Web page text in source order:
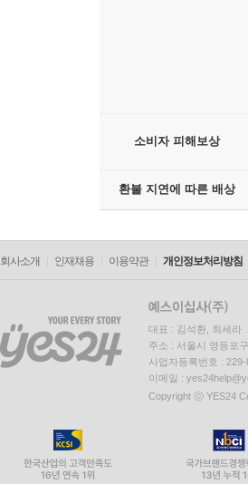
소비자 피해보상
환불 지연에 따른 배상
회사소개 인재채용 이용약관 개인정보처리방침
대표 : 김석환, 최세라
주소 : 서울시 영등포
사업자등록번호 :
이메일 :
Copyright ⓒ YES24